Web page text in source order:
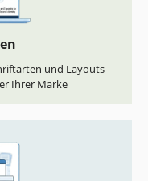
und Layouts
Ihrer Marke